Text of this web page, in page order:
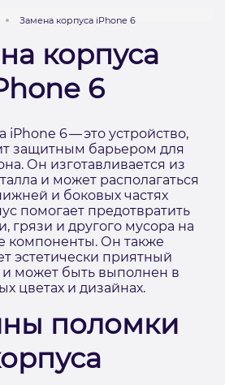
Замена корпуса iPhone 6
корпуса
6
iPhone 6 — это устройство,
защитным барьером для
Он изготавливается из
и может располагаться
и боковых частях
помогает предотвратить
грязи и другого мусора на
компоненты. Он также
эстетически приятный
может быть выполнен в
цветах и дизайнах.
поломки